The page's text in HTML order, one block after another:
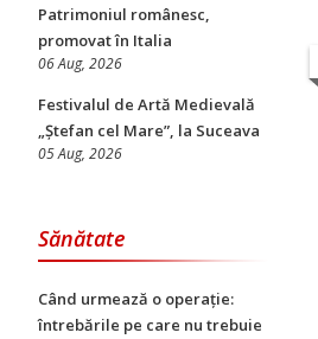
Patrimoniul românesc,
promovat în Italia
06 Aug, 2026
Festivalul de Artă Medievală
„Ștefan cel Mare”, la Suceava
05 Aug, 2026
Sănătate
Când urmează o operație:
întrebările pe care nu trebuie